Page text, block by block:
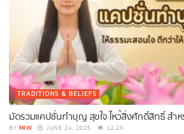
TRADITIONS & BELIEFS
มัดรวมแคปชั่นทำบุญ สุขใจ ไหว้สิ่งศักดิ์สิทธิ์ สำ
BY MIW JUNE 24, 2025 12.2K